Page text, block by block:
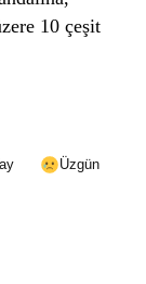
10 çeşit
Üzgün